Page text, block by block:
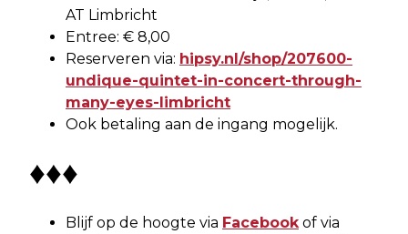
AT Limbricht
Entree: € 8,00
Reserveren via: hipsy.nl/shop/207600-
undique-quintet-in-concert-through-
many-eyes-limbricht
Ook betaling aan de ingang mogelijk.
♦♦♦
Blijf op de hoogte via Facebook of via